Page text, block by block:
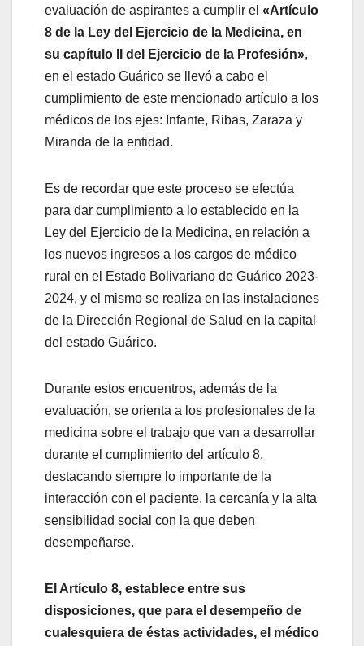
evaluación de aspirantes a cumplir el «Artículo
8 de la Ley del Ejercicio de la Medicina, en
su capítulo II del Ejercicio de la Profesión»,
en el estado Guárico se llevó a cabo el
cumplimiento de este mencionado artículo a los
médicos de los ejes: Infante, Ribas, Zaraza y
Miranda de la entidad.
Es de recordar que este proceso se efectúa
para dar cumplimiento a lo establecido en la
Ley del Ejercicio de la Medicina, en relación a
los nuevos ingresos a los cargos de médico
rural en el Estado Bolivariano de Guárico 2023-
2024, y el mismo se realiza en las instalaciones
de la Dirección Regional de Salud en la capital
del estado Guárico.
Durante estos encuentros, además de la
evaluación, se orienta a los profesionales de la
medicina sobre el trabajo que van a desarrollar
durante el cumplimiento del artículo 8,
destacando siempre lo importante de la
interacción con el paciente, la cercanía y la alta
sensibilidad social con la que deben
desempeñarse.
El Artículo 8, establece entre sus
disposiciones, que para el desempeño de
cualesquiera de éstas actividades, el médico